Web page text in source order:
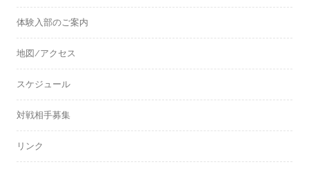
体験入部のご案内
地図/アクセス
スケジュール
対戦相手募集
リンク